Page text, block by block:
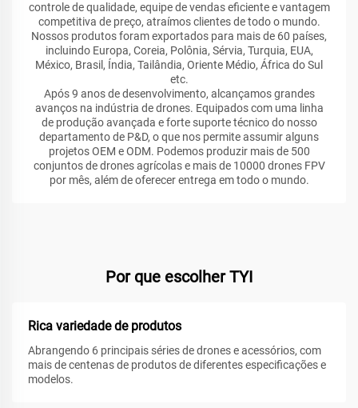
controle de qualidade, equipe de vendas eficiente e vantagem
competitiva de preço, atraímos clientes de todo o mundo.
Nossos produtos foram exportados para mais de 60 países,
incluindo Europa, Coreia, Polônia, Sérvia, Turquia, EUA,
México, Brasil, Índia, Tailândia, Oriente Médio, África do Sul
etc.
Após 9 anos de desenvolvimento, alcançamos grandes
avanços na indústria de drones. Equipados com uma linha
de produção avançada e forte suporte técnico do nosso
departamento de P&D, o que nos permite assumir alguns
projetos OEM e ODM. Podemos produzir mais de 500
conjuntos de drones agrícolas e mais de 10000 drones FPV
por mês, além de oferecer entrega em todo o mundo.
Por que escolher TYI
Rica variedade de produtos
Abrangendo 6 principais séries de drones e acessórios, com
mais de centenas de produtos de diferentes especificações e
modelos.